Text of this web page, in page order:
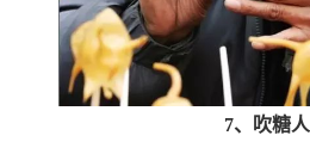
7、吹糖人